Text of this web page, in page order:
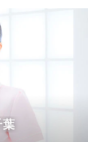
上可
を見る
葉